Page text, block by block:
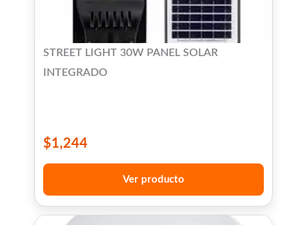
STREET LIGHT 30W PANEL SOLAR
INTEGRADO
$1,244
Ver producto